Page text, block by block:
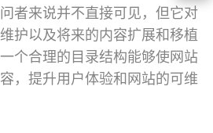
者来说并不直接可见，但它对
护以及将来的内容扩展和移植
个合理的目录结构能够使网站
，提升用户体验和网站的可维